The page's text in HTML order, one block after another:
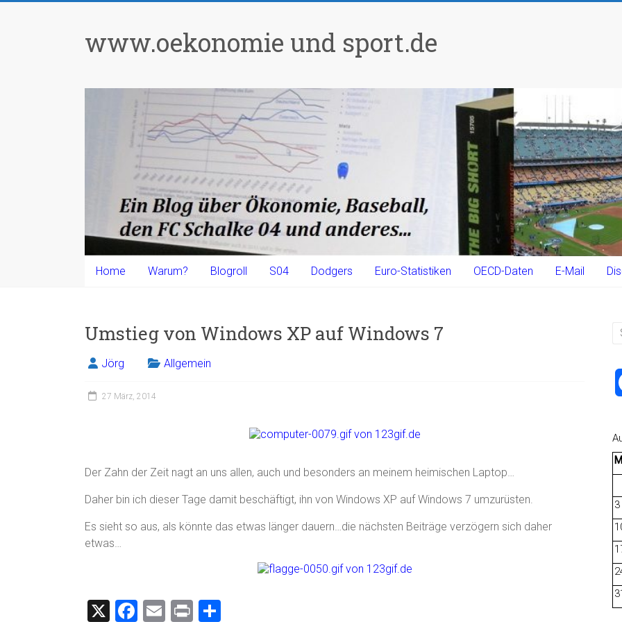
www.oekonomie und sport.de
Home Warum? Blogroll S04 Dodgers Euro-Statistiken OECD-Daten E-Mail
Umstieg von Windows XP auf Windows 7
Jörg Allgemein
27 März, 2014
Der Zahn der Zeit nagt an uns allen, auch und besonders an meinem heimischen Laptop…
Daher bin ich dieser Tage damit beschäftigt, ihn von Windows XP auf Windows 7 umzurüsten.
Es sieht so aus, als könnte das etwas länger dauern…die nächsten Beiträge verzögern sich daher
etwas…
X
F
E
Pr
M
3